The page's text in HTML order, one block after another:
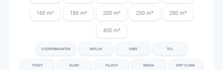
160 m² 180 m² 200 m² 250 m² 280 m²
450 m²
COOPER&HUNTER SKYLUX GREE TCL
TOSOT OLMO FUJICO MIDEA EWT CLIMA